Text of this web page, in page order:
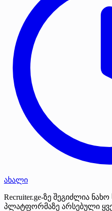
ახალი
Recruiter.ge-ზე შეგიძლია
პლატფორმაზე არსებული